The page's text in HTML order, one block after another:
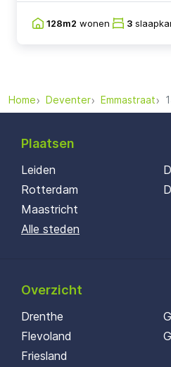
128m2 wonen 3
Home Deventer Emmastraat
Plaatsen
Leiden
Rotterdam
Maastricht
Alle steden
Overzicht
Drenthe
Flevoland
Friesland